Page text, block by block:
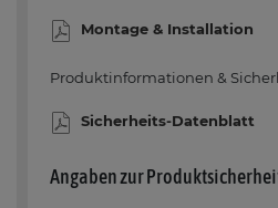
Montage & Installation
Produktinformationen &
Sicherheits-Datenblatt
Angaben zur